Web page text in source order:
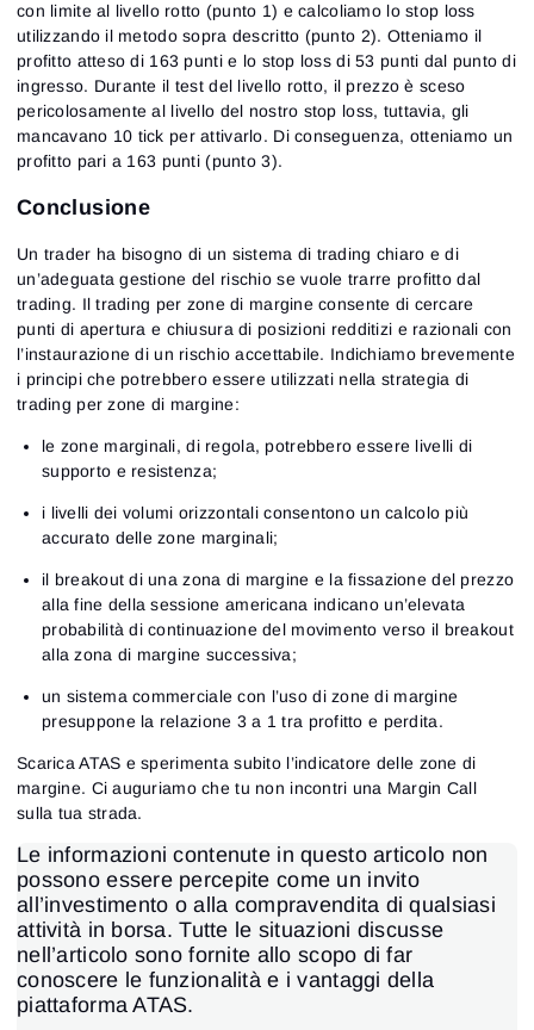
con limite al livello rotto (punto 1) e calcoliamo lo stop loss
utilizzando il metodo sopra descritto (punto 2). Otteniamo il
profitto atteso di 163 punti e lo stop loss di 53 punti dal punto di
ingresso. Durante il test del livello rotto, il prezzo è sceso
pericolosamente al livello del nostro stop loss, tuttavia, gli
mancavano 10 tick per attivarlo. Di conseguenza, otteniamo un
profitto pari a 163 punti (punto 3).
Conclusione
Un trader ha bisogno di un sistema di trading chiaro e di
un’adeguata gestione del rischio se vuole trarre profitto dal
trading. Il trading per zone di margine consente di cercare
punti di apertura e chiusura di posizioni redditizi e razionali con
l’instaurazione di un rischio accettabile. Indichiamo brevemente
i principi che potrebbero essere utilizzati nella strategia di
trading per zone di margine:
le zone marginali, di regola, potrebbero essere livelli di
supporto e resistenza;
i livelli dei volumi orizzontali consentono un calcolo più
accurato delle zone marginali;
il breakout di una zona di margine e la fissazione del prezzo
alla fine della sessione americana indicano un’elevata
probabilità di continuazione del movimento verso il breakout
alla zona di margine successiva;
un sistema commerciale con l’uso di zone di margine
presuppone la relazione 3 a 1 tra profitto e perdita.
Scarica ATAS e sperimenta subito l’indicatore delle zone di
margine. Ci auguriamo che tu non incontri una Margin Call
sulla tua strada.
Le informazioni contenute in questo articolo non
possono essere percepite come un invito
all’investimento o alla compravendita di qualsiasi
attività in borsa. Tutte le situazioni discusse
nell’articolo sono fornite allo scopo di far
conoscere le funzionalità e i vantaggi della
piattaforma ATAS.